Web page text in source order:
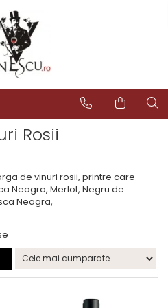
Rosii
de vinuri rosii, printre care
Neagra, Merlot, Negru de
Neagra,